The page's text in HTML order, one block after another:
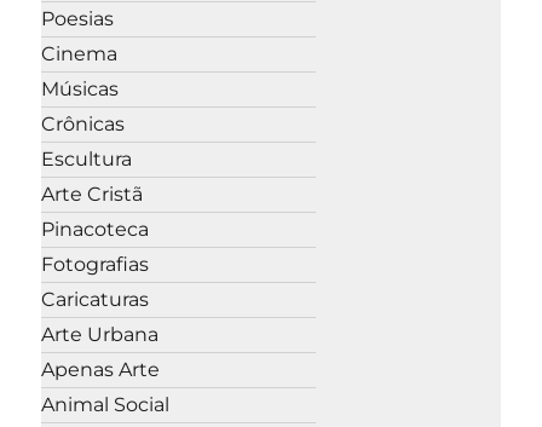
Poesias
Cinema
Músicas
Crônicas
Escultura
Arte Cristã
Pinacoteca
Fotografias
Caricaturas
Arte Urbana
Apenas Arte
Animal Social